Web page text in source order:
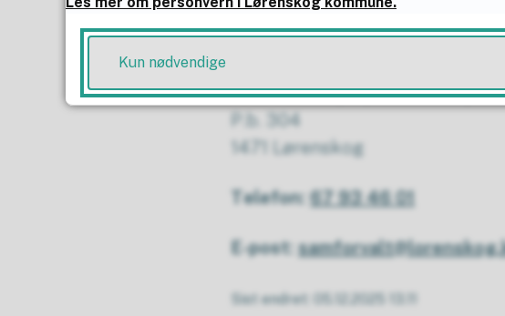
omsorgs-, og
Helse-, omsorgs-, og
Samhandling og forvaltning
P.b. 304
1471 Lørenskog
Telefon: 67 93 46 01
E-post:
Sist endret
Kun nødvendige